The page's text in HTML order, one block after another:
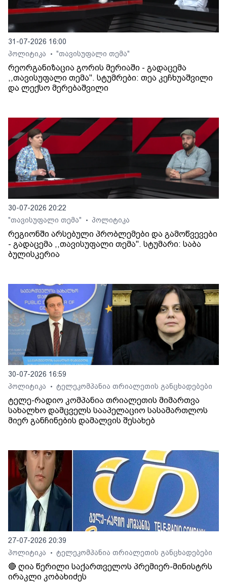
31-07-2026 16:00
პოლიტიკა
• "თავისუფალი თემა"
რეორგანიზაცია გორის მერიაში - გადაცემა
,,თავისუფალი თემა". სტუმრები: თეა კეჩხუაშვილი
და ლექსო მერებაშვილი
30-07-2026 20:22
"თავისუფალი თემა"
• პოლიტიკა
რეგიონში არსებული პრობლემები და გამოწვევები
- გადაცემა ,,თავისუფალი თემა". სტუმარი: საბა
ბულისკერია
30-07-2026 16:59
პოლიტიკა
• ტელეკომპანია თრიალეთის განცხადებები
ტელე-რადიო კომპანია თრიალეთის მიმართვა
სახალხო დამცველს სააპელაციო სასამართლოს
მიერ განჩინების დამალვის შესახებ
27-07-2026 20:39
პოლიტიკა
• ტელეკომპანია თრიალეთის განცხადებები
🔴 ღია წერილი საქართველოს პრემიერ-მინისტრს
ირაკლი კობახიძეს